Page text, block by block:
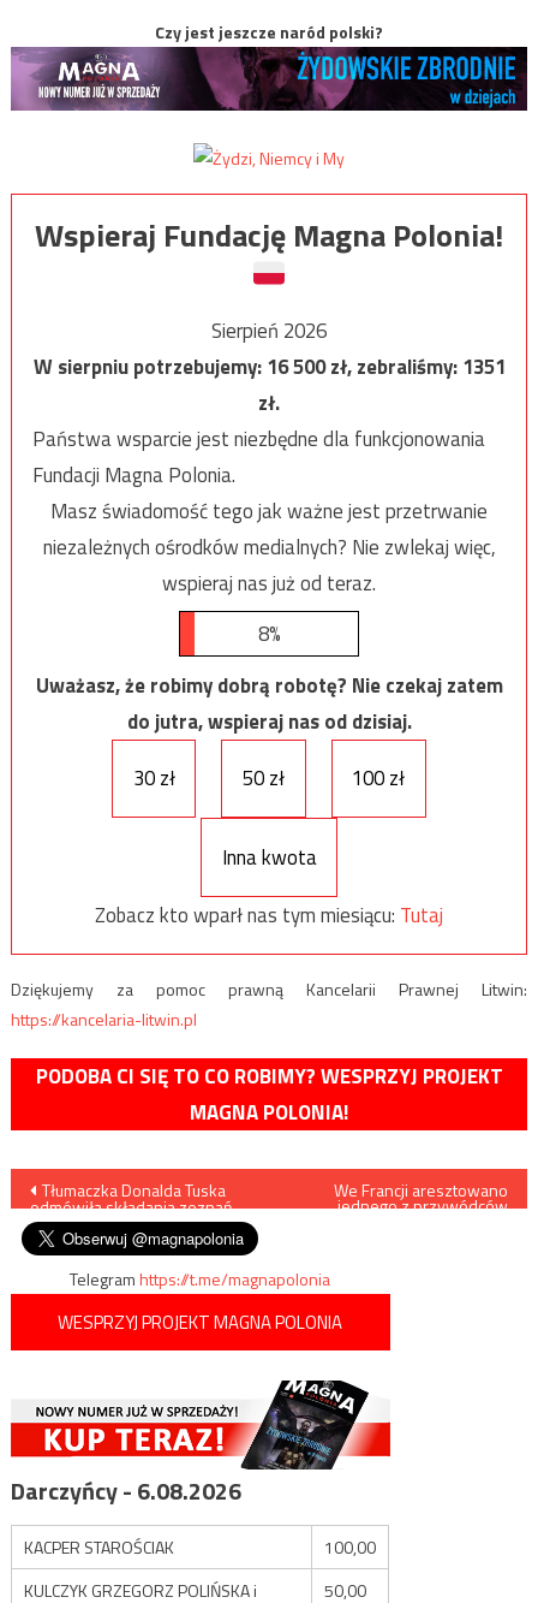
Czy jest jeszcze naród polski?
Wspieraj Fundację Magna Polonia!
Sierpień 2026
W sierpniu potrzebujemy:16 500zł, zebraliśmy:1351
zł.
Państwa wsparcie jest niezbędne dla funkcjonowania
Fundacji Magna Polonia.
Masz świadomość tego jak ważne jest przetrwanie
niezależnych ośrodków medialnych? Nie zwlekaj więc,
wspieraj nas już od teraz.
8%
Uważasz, że robimy dobrą robotę? Nie czekaj zatem
do jutra, wspieraj nas od dzisiaj.
30 zł
50 zł 100 zł
Inna kwota
Zobacz kto wparł nas tym miesiącu: Tutaj
Dziękujemy za pomoc prawną Kancelarii Prawnej Litwin:
https://kancelaria-litwin.pl
PODOBA CI SIĘ TO CO ROBIMY? WESPRZYJ PROJEKT
MAGNA POLONIA!
Nawigacja
wpisu
Tłumaczka Donalda Tuska
odmówiła składania zeznań
We Francji aresztowano
jednego z przywódców
Telegramhttps://t.me/magnapolonia
WESPRZYJ PROJEKT MAGNA POLONIA
Darczyńcy - 6.08.2026
KACPER STAROŚCIAK
100,00
KULCZYK GRZEGORZ POLIŃSKA i
50,00